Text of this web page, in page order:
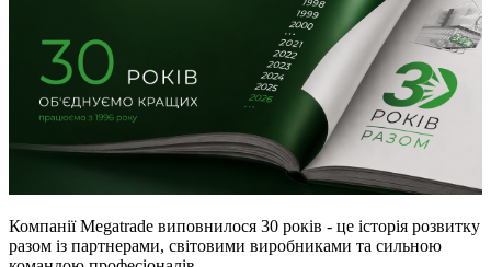
Компанії Megatrade виповнилося 30 років - це історія розвитку
разом із партнерами, світовими виробниками та сильною